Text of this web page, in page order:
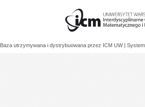
Baza utrzymywana i dystrybuowana przez ICM UW |